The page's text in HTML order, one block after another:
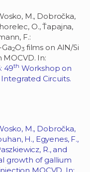
M., Dobročka,
O., Ťapajna,
F.:
2O3 films on AlN/Si
In:
49th Workshop on
Circuits.
M., Dobročka,
H., Egyenes, F.,
R., and
growth of gallium
MOCVD. In: